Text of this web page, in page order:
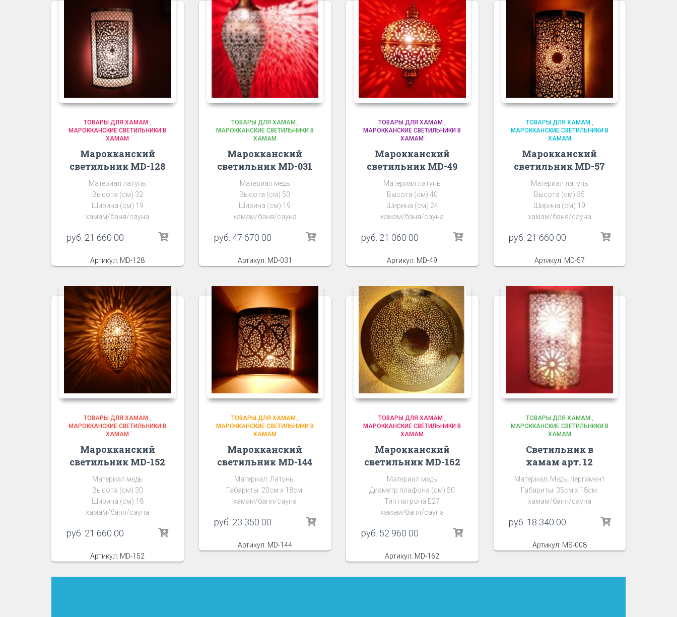
ТОВАРЫ ДЛЯ ХАМАМ ,
МАРОККАНСКИЕ СВЕТИЛЬНИКИ В
ХАМАМ
Марокканский
светильник MD-128
Материал латунь
Высота (см) 32
Ширина (см) 19
хамам/баня/сауна
руб. 21 660 00
Артикул: MD-128
ТОВАРЫ ДЛЯ ХАМАМ ,
МАРОККАНСКИЕ СВЕТИЛЬНИКИ В
ХАМАМ
Марокканский
светильник MD-031
Материал медь
Высота (см) 50
Ширина (см) 19
хамам/баня/сауна
руб. 47 670 00
Артикул: MD-031
ТОВАРЫ ДЛЯ ХАМАМ ,
МАРОККАНСКИЕ СВЕТИЛЬНИКИ В
ХАМАМ
Марокканский
светильник MD-49
Материал латунь
Высота (см) 40
Ширина (см) 24
хамам/баня/сауна
руб. 21 060 00
Артикул: MD-49
ТОВАРЫ ДЛЯ ХАМАМ ,
МАРОККАНСКИЕ СВЕТИЛЬНИКИ В
ХАМАМ
Марокканский
светильник MD-57
Материал латунь
Высота (см) 35
Ширина (см) 19
хамам/баня/сауна
руб. 21 660 00
Артикул: MD-57
ТОВАРЫ ДЛЯ ХАМАМ
МАРОККАНСКИЕ СВЕТИЛЬНИКИ В
ХАМАМ
Марокканский
светильник MD-152
Материал медь
Высота (см) 30
Ширина (см) 18
хамам/баня/сауна
руб. 21 660 00
Артикул: MD-152
ТОВАРЫ ДЛЯ ХАМАМ,
МАРОККАНСКИЕ СВЕТИЛЬНИКИ В
ХАМАМ
Марокканский
светильник MD-144
Материал: Латунь.
Габариты: 20см х 18см.
хамам/баня/сауна
руб. 23 350 00
Артикул: MD-144
ТОВАРЫ ДЛЯ ХАМАМ
МАРОККАНСКИЕ СВЕТИЛЬНИКИ В
ХАМАМ
Марокканский
светильник MD-162
Материал медь
Диаметр плафона (см) 50
Тип патрона Е27
хамам/баня/сауна
руб. 52 960 00
Артикул: MD-162
ТОВАРЫ ДЛЯ ХАМАМ
МАРОККАНСКИЕ СВЕТИЛЬНИКИ В
ХАМАМ
Светильник в
хамам арт. 12
Материал: Медь, пергамент
Габариты: 35см х 18см.
хамам/баня/сауна
руб. 18 340 00
Артикул: MS-008